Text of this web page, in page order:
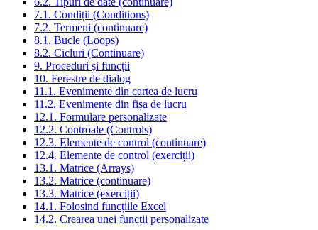
7.1. Condiții (Conditions)
7.2. Termeni (continuare)
8.1. Bucle (Loops)
8.2. Cicluri (Continuare)
9. Proceduri și funcții
10. Ferestre de dialog
11.1. Evenimente din cartea de lucru
11.2. Evenimente din fișa de lucru
12.1. Formulare personalizate
12.2. Controale (Controls)
12.3. Elemente de control (continuare)
12.4. Elemente de control (exerciții)
13.1. Matrice (Arrays)
13.2. Matrice (continuare)
13.3. Matrice (exerciții)
14.1. Folosind funcțiile Excel
14.2. Crearea unei funcții personalizate